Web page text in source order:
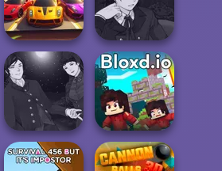
Carnage Battle
Arena
Dynamons 8
Parking Fury 3D:
Beach City 2
Manga Creator
Vampire Hunter
P...